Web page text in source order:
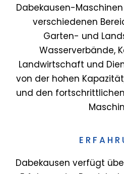
Dabekausen-
verschiedenen
Garten- und
Wasserverbände,
Landwirtschaft und
von der hohen
und den
Dabekausen verfügt